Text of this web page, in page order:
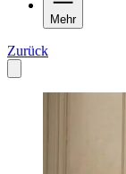
Mehr
Zurück